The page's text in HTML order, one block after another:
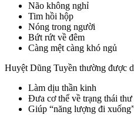
Não không nghỉ
Tim hồi hộp
Nóng trong người
Bứt rứt về đêm
Càng mệt càng khó ngủ
Huyệt Dũng Tuyền thường được
Làm dịu thần kinh
Đưa cơ thể về trạng thái thư
Giúp “năng lượng đi